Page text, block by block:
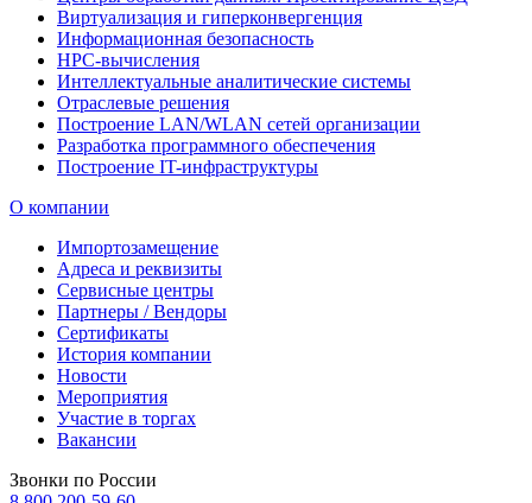
Виртуализация и гиперконвергенция
Информационная безопасность
HPC-вычисления
Интеллектуальные аналитические системы
Отраслевые решения
Построение LAN/WLAN сетей организации
Разработка программного обеспечения
Построение IT-инфраструктуры
О компании
Импортозамещение
Адреса и реквизиты
Сервисные центры
Партнеры / Вендоры
Сертификаты
История компании
Новости
Мероприятия
Участие в торгах
Вакансии
Звонки по России